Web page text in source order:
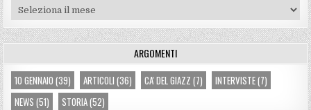
Archivi
ARGOMENTI
10 GENNAIO (39) ARTICOLI (36) CA' DEL GIAZZ (7) INTERVISTE(7)
NEWS (51) STORIA(52)